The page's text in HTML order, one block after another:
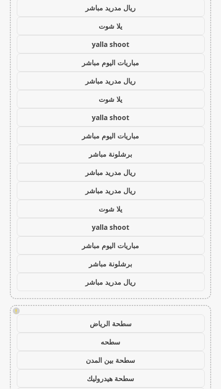
ريال مدريد مباشر
يلا شوت
yalla shoot
مباريات اليوم مباشر
ريال مدريد مباشر
يلا شوت
yalla shoot
مباريات اليوم مباشر
برشلونة مباشر
ريال مدريد مباشر
ريال مدريد مباشر
يلا شوت
yalla shoot
مباريات اليوم مباشر
برشلونة مباشر
ريال مدريد مباشر
!
سطحة الرياض
سطحه
سطحة بين المدن
سطحة هيدروليك